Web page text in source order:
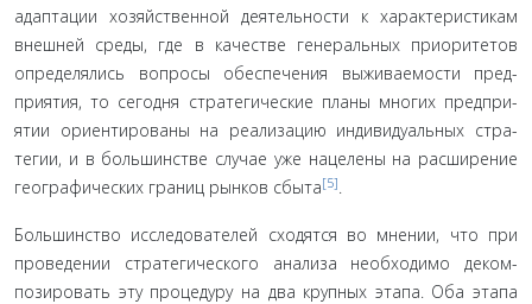
адаптации хозяйственной деятельности к характеристикам
внешней среды, где в качестве генеральных приоритетов
определялись вопросы обеспечения выживаемости пред­
приятия, то сегодня стратегические планы многих предпри­
ятии ориентированы на реализацию индивидуальных стра­
тегии, и в большинстве случае уже нацелены на расширение
географических границ рынков сбыта[5].
Большинство исследователей сходятся во мнении, что при
проведении стратегического анализа необходимо деком­
позировать эту процедуру на два крупных этапа. Оба этапа